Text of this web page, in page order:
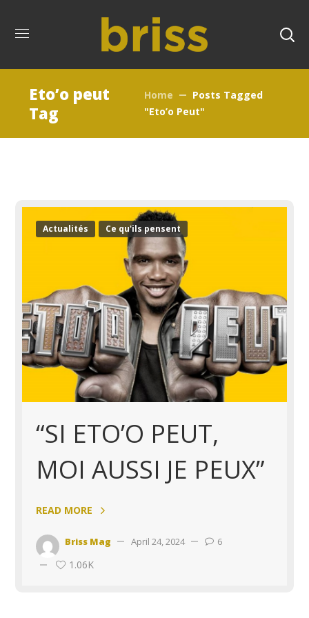
Eto’o peut
Tag
Home
Posts Tagged
"Eto’o Peut"
Actualités Ce qu'ils pensent
“SI ETO’O PEUT,
MOI AUSSI JE PEUX”
READ MORE
Briss Mag April 24, 2024 6
1.06K